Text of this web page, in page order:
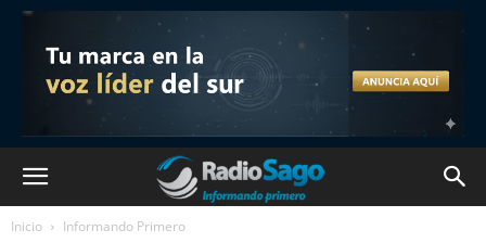
Inicio Informando Primero